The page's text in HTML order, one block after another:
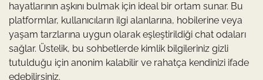
hayatlarının aşkını bulmak için ideal bir ortam sunar. Bu
platformlar, kullanıcıların ilgi alanlarına, hobilerine veya
yaşam tarzlarına uygun olarak eşleştirildiği chat odaları
sağlar. Üstelik, bu sohbetlerde kimlik bilgileriniz gizli
tutulduğu için anonim kalabilir ve rahatça kendinizi ifade
edebilirsiniz.